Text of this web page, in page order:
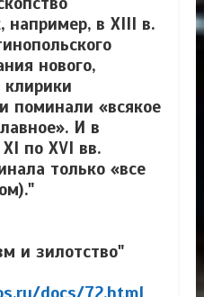
например, в XIII в.
нового,
поминали «всякое
И в
по XVI вв.
только «все
и зилотство"